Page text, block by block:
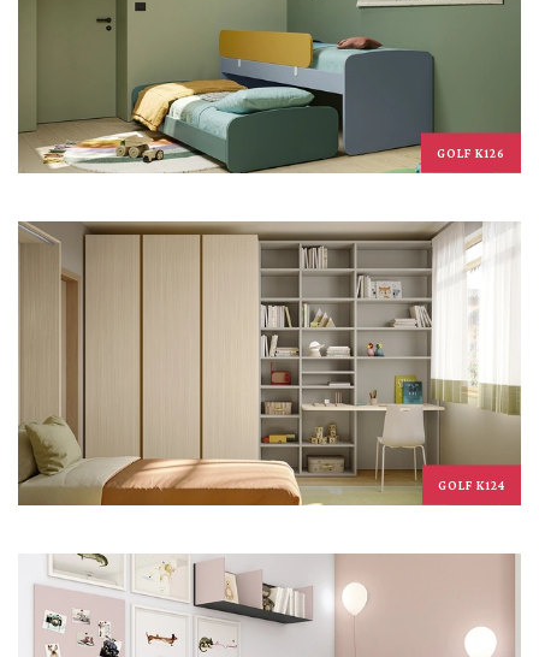
GOLF K126
GOLF K124